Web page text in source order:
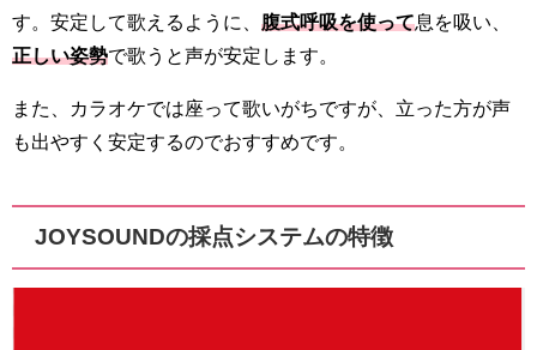
す。安定して歌えるように、 腹式呼吸を使って息を吸い、
正しい姿勢で歌うと声が安定します。
また、カラオケでは座って歌いがちですが、立った方が声
も出やすく安定するのでおすすめです。
JOYSOUNDの採点システムの特徴